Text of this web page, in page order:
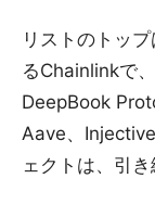
リストのトッ
るChainlinkで
DeepBook
Aave、
ェクトは、引